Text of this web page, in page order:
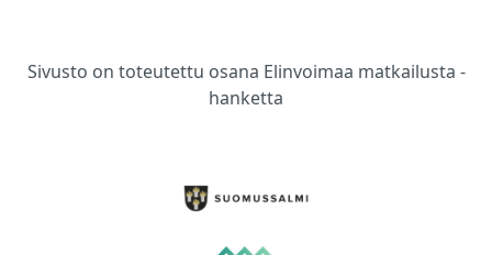
Sivusto on toteutettu osana Elinvoimaa matkailusta -
hanketta